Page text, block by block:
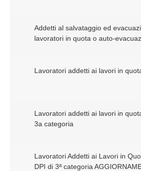
Addetti al salvataggio ed
lavoratori in quota o auto-
Lavoratori addetti ai lavori in
Lavoratori addetti ai lavori in
3a categoria
Lavoratori Addetti ai Lavori in
DPI di 3ª categoria